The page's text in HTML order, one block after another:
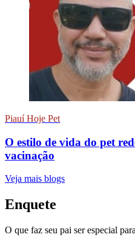
Piauí Hoje Pet
O estilo de vida do pet
vacinação
Veja mais blogs
Enquete
O que faz seu pai ser especial